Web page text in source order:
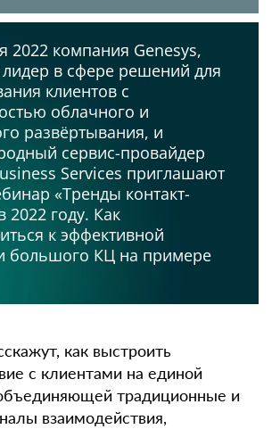
2022 компания Genesys,
в сфере решений для
клиентов с
облачного и
развёртывания, и
сервис-провайдер
Services приглашают
«Тренды контакт-
2022 году. Как
к эффективной
большого КЦ на примере
как выстроить
с клиентами на единой
традиционные и
взаимодействия,